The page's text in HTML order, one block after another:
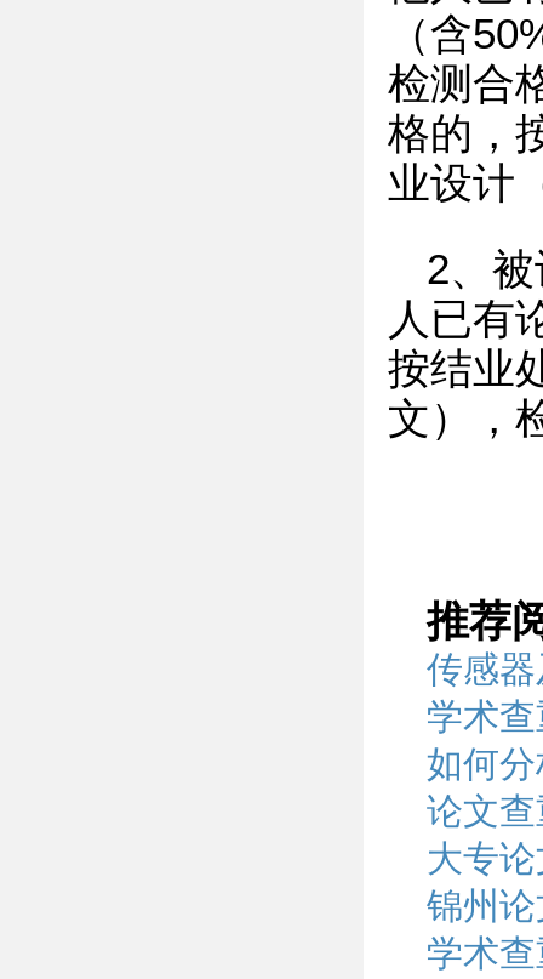
（含
检测合
格的，
业设计
2、
人已有
按结业
文），
推荐
传感
学术
如何
论文
大专
锦州
学术